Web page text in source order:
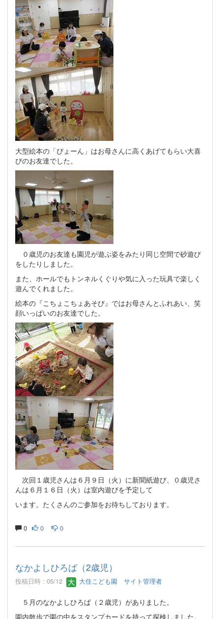
大型絵本の「ぴょーん」はお母さんに高くあげてもらい大喜
びのお友達でした。
０歳児のお友達も園児が遊ぶ姿をみたり同じ空間で砂遊び
をしたりしました。
また、ホールでもトンネルくぐりや気に入った玩具で楽しく
遊んでくれました。
絵本の『こちょこちょあそび』ではお母さんとふれあい、笑
顔いっぱいのお友達でした。
次回１歳児さんは６月９日（火）に新聞紙遊び、０歳児さ
んは６月１６日（火）は室内遊びを予定して
います。たくさんのご参加をお待ちしております。
0 0 0
なかよしひろば（2歳児）
投稿日時 : 05/12 大住こども園 サイト管理者
５月のなかよしひろば（２歳児）がありました。
園内散歩で園の中をスタンプカードを持って探検しました。